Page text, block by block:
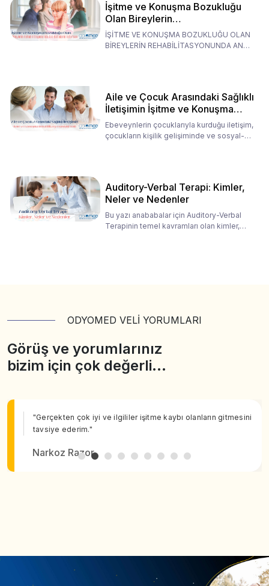
İşitme ve Konuşma Bozukluğu
Olan Bireylerin
Rehabilitasyonunda Ana
Babaların Tutumları
İŞİTME VE KONUŞMA BOZUKLUĞU OLAN
BİREYLERİN REHABİLİTASYONUNDA ANA
Aile ve Çocuk Arasındaki Sağlıklı
İletişimin İşitme ve Konuşma
Rehabilitasyonundaki Rolü
Ebeveynlerin çocuklarıyla kurduğu iletişim,
çocukların kişilik gelişiminde ve sosyal-
Auditory-Verbal Terapi: Kimler,
Neler ve Nedenler
Bu yazı anababalar için Auditory-Verbal
Terapinin temel kavramları olan kimler,
ODYOMED VELİ YORUMLARI
Görüş ve yorumlarınız
bizim için çok değerli…
"Gerçekten çok iyi ve ilgililer işitme kaybı olanların gitmesini
tavsiye ederim."
Narkoz Razor